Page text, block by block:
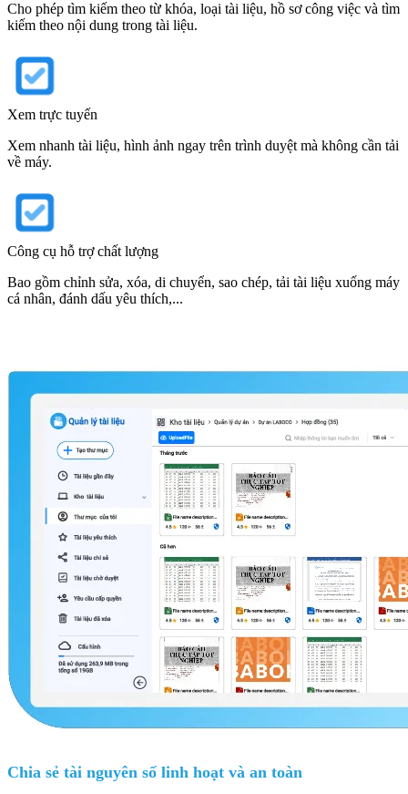
Cho phép tìm kiếm theo từ khóa, loại tài liệu, hồ sơ công việc và tìm
kiếm theo nội dung trong tài liệu.
Xem trực tuyến
Xem nhanh tài liệu, hình ảnh ngay trên trình duyệt mà không cần tải
về máy.
Công cụ hỗ trợ chất lượng
Bao gồm chỉnh sửa, xóa, di chuyển, sao chép, tải tài liệu xuống máy
cá nhân, đánh dấu yêu thích,...
Chia sẻ tài nguyên số linh hoạt và an toàn